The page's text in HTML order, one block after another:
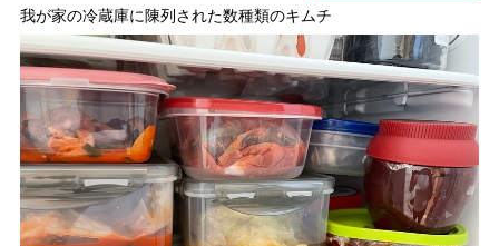
我が家の冷蔵庫に陳列された数種類のキムチ